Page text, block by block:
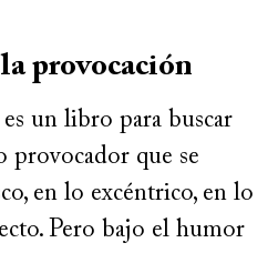
provocación
un libro para buscar
provocador que se
en lo excéntrico, en lo
Pero bajo el humor